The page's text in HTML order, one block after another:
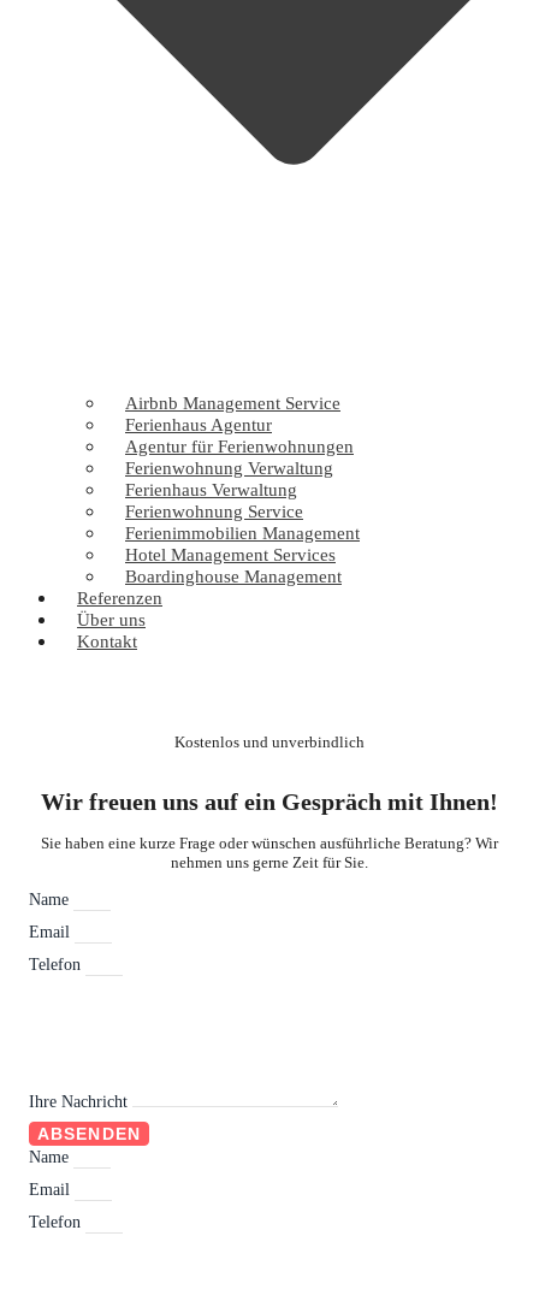
Airbnb Management Service
Ferienhaus Agentur
Agentur für Ferienwohnungen
Ferienwohnung Verwaltung
Ferienhaus Verwaltung
Ferienwohnung Service
Ferienimmobilien Management
Hotel Management Services
Boardinghouse Management
Referenzen
Über uns
Kontakt
Kostenlos und unverbindlich
Wir freuen uns auf ein Gespräch mit Ihnen!
Sie haben eine kurze Frage oder wünschen ausführliche Beratung? Wir
nehmen uns gerne Zeit für Sie.
Name
Email
Telefon
Ihre Nachricht
ABSENDEN
Name
Email
Telefon